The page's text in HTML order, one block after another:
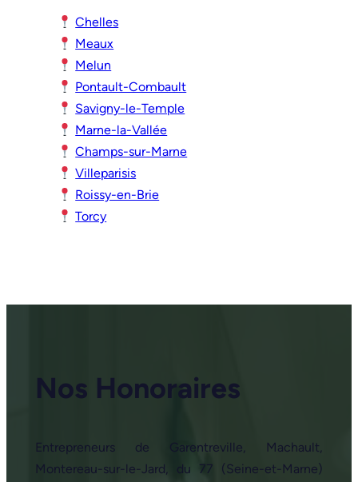
Chelles
Meaux
Melun
Pontault-Combault
Savigny-le-Temple
Marne-la-Vallée
Champs-sur-Marne
Villeparisis
Roissy-en-Brie
Torcy
Nos Honoraires
Entrepreneurs de Garentreville, Machault,
Montereau-sur-le-Jard, du 77 (Seine-et-Marne)